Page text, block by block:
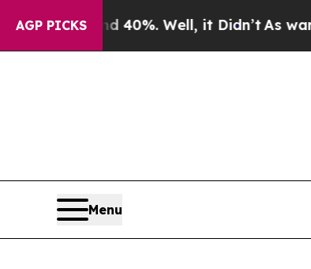
AGP PICKS
Around 40%. Well, it Didn’tAs war With
Menu